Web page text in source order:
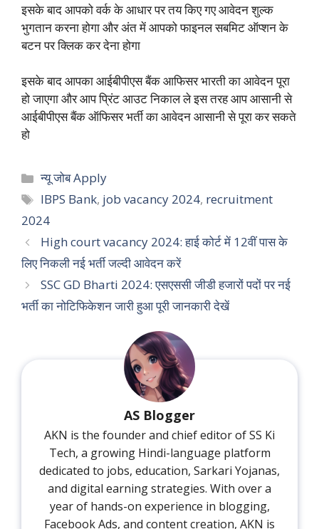
इसके बाद आपको वर्क के आधार पर तय किए गए आवेदन शुल्क
भुगतान करना होगा और अंत में आपको फाइनल सबमिट ऑप्शन के
बटन पर क्लिक कर देना होगा
इसके बाद आपका आईबीपीएस बैंक आफिसर भारती का आवेदन पूरा
हो जाएगा और आप प्रिंट आउट निकाल ले इस तरह आप आसानी से
आईबीपीएस बैंक ऑफिसर भर्ती का आवेदन आसानी से पूरा कर सकते
हो
Categories
न्यू जोब Apply
Tags
IBPS Bank, job vacancy 2024, recruitment
2024
High court vacancy 2024: हाई कोर्ट में 12वीं पास के
लिए निकली नई भर्ती जल्दी आवेदन करें
SSC GD Bharti 2024: एसएससी जीडी हजारों पदों पर नई
भर्ती का नोटिफिकेशन जारी हुआ पूरी जानकारी देखें
AS Blogger
AKN is the founder and chief editor of SS Ki
Tech, a growing Hindi-language platform
dedicated to jobs, education, Sarkari Yojanas,
and digital earning strategies. With over a
year of hands-on experience in blogging,
Facebook Ads, and content creation, AKN is